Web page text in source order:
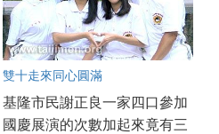
雙十走來同心圓滿
基隆市民謝正良一家四口參加
國慶展演的次數加起來竟有三